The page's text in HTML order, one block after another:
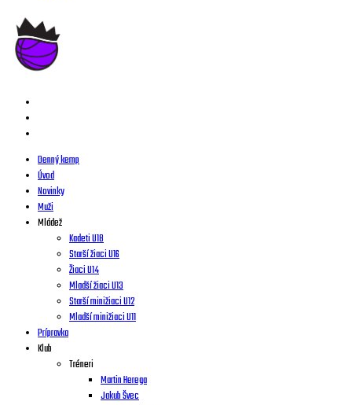
Denný kemp
Úvod
Novinky
Muži
Mládež
Kadeti U18
Starší žiaci U16
Žiaci U14
Mladší žiaci U13
Starší minižiaci U12
Mladší minižiaci U11
Prípravka
Klub
Tréneri
Martin Herega
Jakub Švec